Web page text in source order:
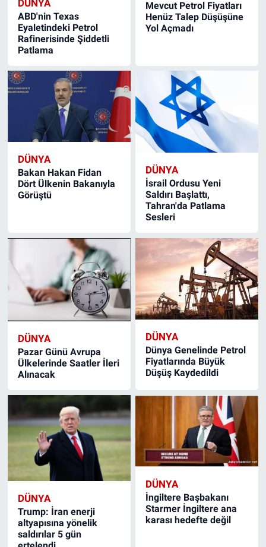
DÜNYA
ABD'nin Texas
Eyaletindeki Petrol
Rafinerisinde Şiddetli
Patlama
Mevcut Petrol Fiyatları
Henüz Talep Düşüşüne
Yol Açmadı
DÜNYA
Bakan Hakan Fidan
Dört Ülkenin Bakanıyla
Görüştü
DÜNYA
İsrail Ordusu Yeni
Saldırı Başlattı,
Tahran'da Patlama
Sesleri
DÜNYA
Pazar Günü Avrupa
Ülkelerinde Saatler İleri
Alınacak
DÜNYA
Dünya Genelinde Petrol
Fiyatlarında Büyük
Düşüş Kaydedildi
DÜNYA
Trump: İran enerji
altyapısına yönelik
saldırılar 5 gün
DÜNYA
İngiltere Başbakanı
Starmer İngiltere ana
karası hedefte değil